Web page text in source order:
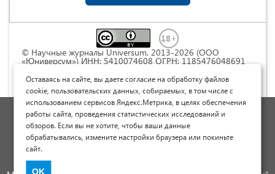
© Научные журналы Universum, 2013-2026 (ООО
«Юниверсум») ИНН: 5410074608 ОГРН: 1185476048691
Commons « Attribution» («Атрибуция») 4.0
Непортированная
Политика обработки персональных данных
Договор оферты
Опубликовать научную статью
Оставаясь на сайте, вы даете согласие на обработку файлов
cookie, пользовательских данных, собираемых, в том числе с
использованием сервисов Яндекс.Метрика, в целях обеспечения
работы сайта, проведения статистических исследований и
обзоров. Если вы не хотите, чтобы ваши данные
обрабатывались, измените настройки браузера или покиньте
сайт.
OK